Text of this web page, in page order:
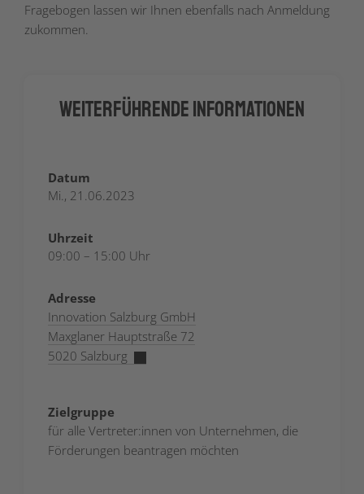
Fragebogen lassen wir Ihnen ebenfalls nach Anmeldung
zukommen.
Weiterführende Informationen
Datum
Mi., 21.06.2023
Uhrzeit
09:00 – 15:00 Uhr
Adresse
Innovation Salzburg GmbH
Maxglaner Hauptstraße 72
5020 Salzburg
Zielgruppe
für alle Vertreter:innen von Unternehmen, die
Förderungen beantragen möchten